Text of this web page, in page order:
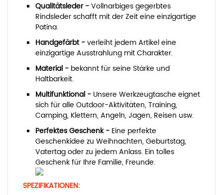
Qualitätsleder -Vollnarbiges gegerbtes
Rindsleder schafft mit der Zeit eine einzigartige
Patina.
Handgefärbt -verleiht jedem Artikel eine
einzigartige Ausstrahlung mit Charakter.
Material - bekannt für seine Stärke und
Haltbarkeit.
Multifunktional - Unsere Werkzeugtasche eignet
sich für alle Outdoor-Aktivitäten, Training,
Camping, Klettern, Angeln, Jagen, Reisen usw.
Perfektes Geschenk - Eine perfekte
Geschenkidee zu Weihnachten, Geburtstag,
Vatertag oder zu jedem Anlass. Ein tolles
Geschenk für Ihre Familie, Freunde.
SPEZIFIKATIONEN: